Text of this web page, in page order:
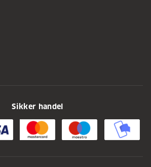
Sikker handel